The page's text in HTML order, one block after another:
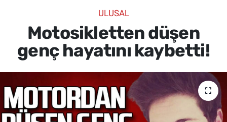
ULUSAL
Motosikletten düşen
genç hayatını kaybetti!
SAĞLIK